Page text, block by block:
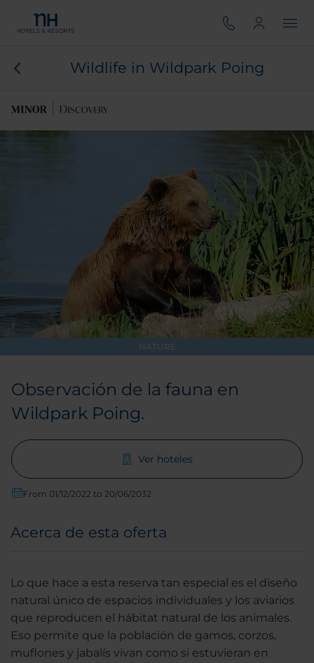
Wildlife in Wildpark Poing
NATURE
Observación de la fauna en
Wildpark Poing.
Ver hoteles
From 01/12/2022 to 20/06/2032
Acerca de esta oferta
Lo que hace a esta reserva tan especial es el diseño
natural único de espacios individuales y los aviarios
que reproducen el hábitat natural de los animales.
Eso permite que la población de gamos, corzos,
muflones y jabalís vivan como si estuvieran en